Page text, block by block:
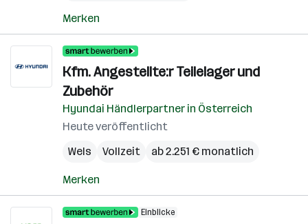
Merken
Kfm. Angestellte:r Teilelager und
Zubehör
Hyundai Händlerpartner in Österreich
Heute veröffentlicht
Wels
Vollzeit ab 2.251 € monatlich
Merken
Einblicke